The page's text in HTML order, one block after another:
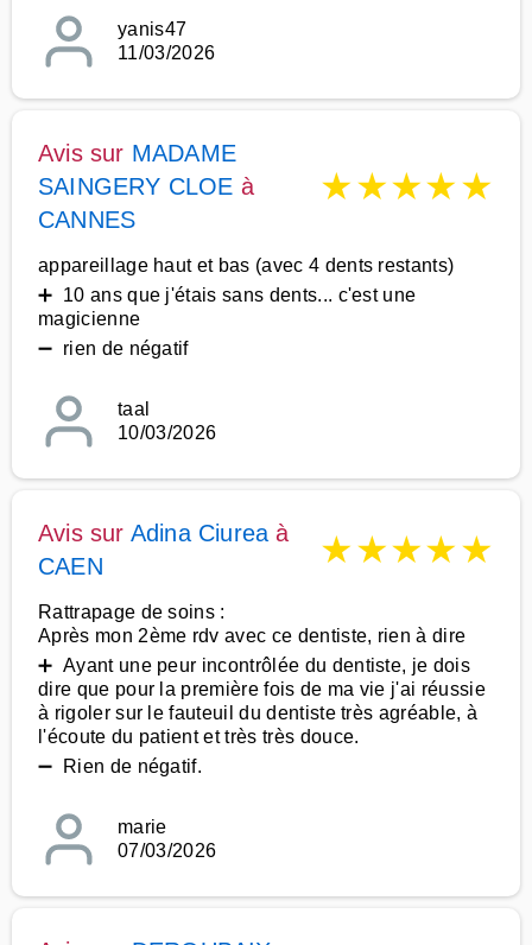
yanis47
11/03/2026
Avis sur MADAME
SAINGERY CLOE à
CANNES
★★★★★
appareillage haut et bas (avec 4 dents restants)
➕ 10 ans que j'étais sans dents... c'est une
magicienne
➖ rien de négatif
taal
10/03/2026
Avis sur Adina Ciurea à
CAEN
★★★★★
Rattrapage de soins :
Après mon 2ème rdv avec ce dentiste, rien à dire
➕ Ayant une peur incontrôlée du dentiste, je dois
dire que pour la première fois de ma vie j'ai réussie
à rigoler sur le fauteuil du dentiste très agréable, à
l'écoute du patient et très très douce.
➖ Rien de négatif.
marie
07/03/2026